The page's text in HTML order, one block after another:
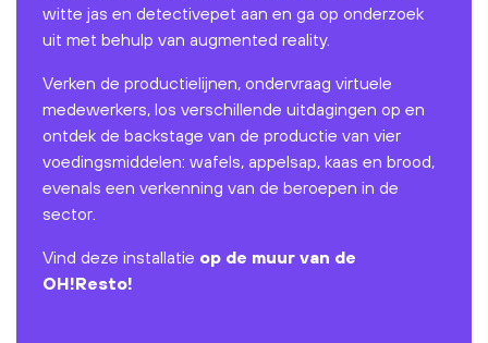
witte jas en detectivepet aan en ga op onderzoek
uit met behulp van augmented reality.
Verken de productielijnen, ondervraag virtuele
medewerkers, los verschillende uitdagingen op en
ontdek de backstage van de productie van vier
voedingsmiddelen: wafels, appelsap, kaas en brood,
evenals een verkenning van de beroepen in de
sector.
Vind deze installatie op de muur van de
OH!Resto!